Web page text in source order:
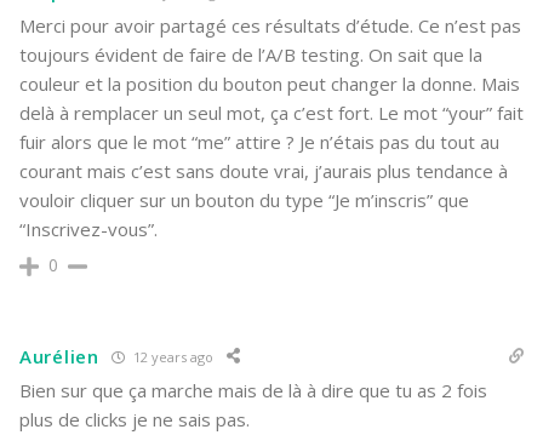
Merci pour avoir partagé ces résultats d’étude. Ce n’est pas
toujours évident de faire de l’A/B testing. On sait que la
couleur et la position du bouton peut changer la donne. Mais
delà à remplacer un seul mot, ça c’est fort. Le mot “your” fait
fuir alors que le mot “me” attire ? Je n’étais pas du tout au
courant mais c’est sans doute vrai, j’aurais plus tendance à
vouloir cliquer sur un bouton du type “Je m’inscris” que
“Inscrivez-vous”.
0
Aurélien 12 years ago
Bien sur que ça marche mais de là à dire que tu as 2 fois
plus de clicks je ne sais pas.